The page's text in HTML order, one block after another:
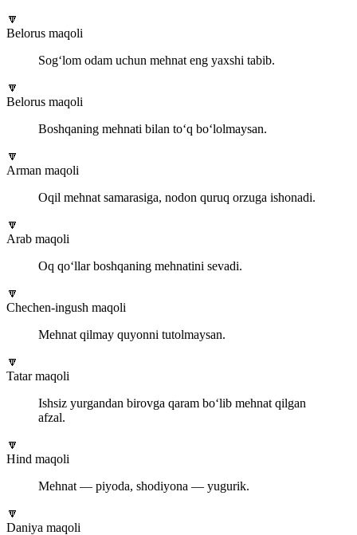
🔽
Belorus maqoli
Sog‘lom odam uchun mehnat eng yaxshi tabib.
🔽
Belorus maqoli
Boshqaning mehnati bilan to‘q bo‘lolmaysan.
🔽
Arman maqoli
Oqil mehnat samarasiga, nodon quruq orzuga ishonadi.
🔽
Arab maqoli
Oq qo‘llar boshqaning mehnatini sevadi.
🔽
Chechen-ingush maqoli
Mehnat qilmay quyonni tutolmaysan.
🔽
Tatar maqoli
Ishsiz yurgandan birovga qaram bo‘lib mehnat qilgan
afzal.
🔽
Hind maqoli
Mehnat — piyoda, shodiyona — yugurik.
🔽
Daniya maqoli